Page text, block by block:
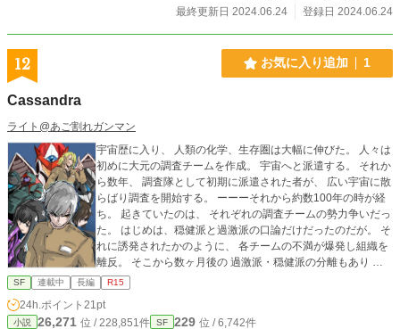
説家になろう」にも投稿しています。 Junos Planet Stories
最終更新日 2024.06.24
登録日 2024.06.24
12 お気に入り追加 1
Cassandra
ライト@あご割れガンマン
宇宙歴に入り、 人類の化学、生存圏は大幅に伸びた。 人々は
初めに大元の調査チームを作成。 宇宙へと派遣する。 それか
ら数年、 調査隊として初期に派遣された者が、 広い宇宙に散
らばり調査を開始する。 ーーーそれから約数100年の時が経
ち。 起きていたのは、 それぞれの調査チームの勢力争いだっ
た。 はじめは、穏健派と過激派の口論だけだったのだが。 そ
れに誘発されたかのように、 各チームの不満が爆発し組織を
離反。 そこから数ヶ月後の 過激派・穏健派の分離もあり こ
こで、 調査チームは事実上解散となる。 その後、 それぞれ
の惑星やコロニーにて 独自の組織の立ち上げ。 国家を作成す
る所もあったそうだ。 同盟を組み、 調査に勤しんだり。 研
究データの取引、強奪などを行い。 各勢力は、成長していっ
SF 連載中 長編 R15
24h.ポイント 21pt
小説 26,271 位 / 228,851件 SF 229 位 / 6,742件